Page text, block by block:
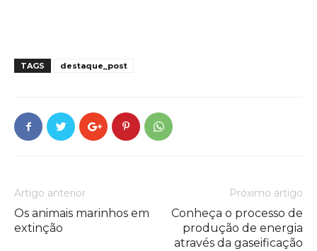
TAGS destaque_post
Artigo anterior
Os animais marinhos em
extinção
Próximo artigo
Conheça o processo de
produção de energia
através da gaseificação